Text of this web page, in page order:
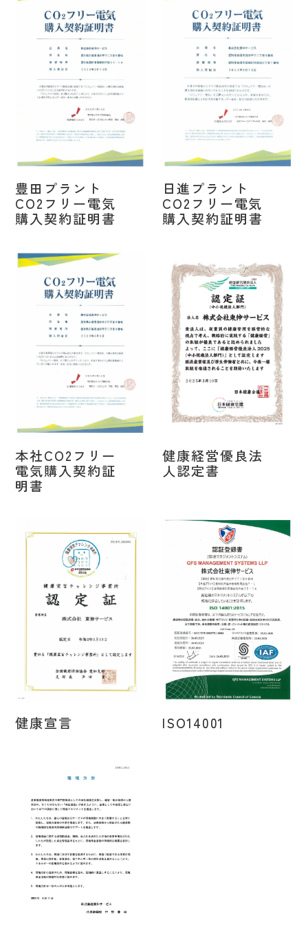
豊田プラント
CO2フリー電気
購入契約証明書
日進プラント
CO2フリー電気
購入契約証明書
本社CO2フリー
電気購入契約証
明書
健康経営優良法
人認定書
健康宣言 ISO14001